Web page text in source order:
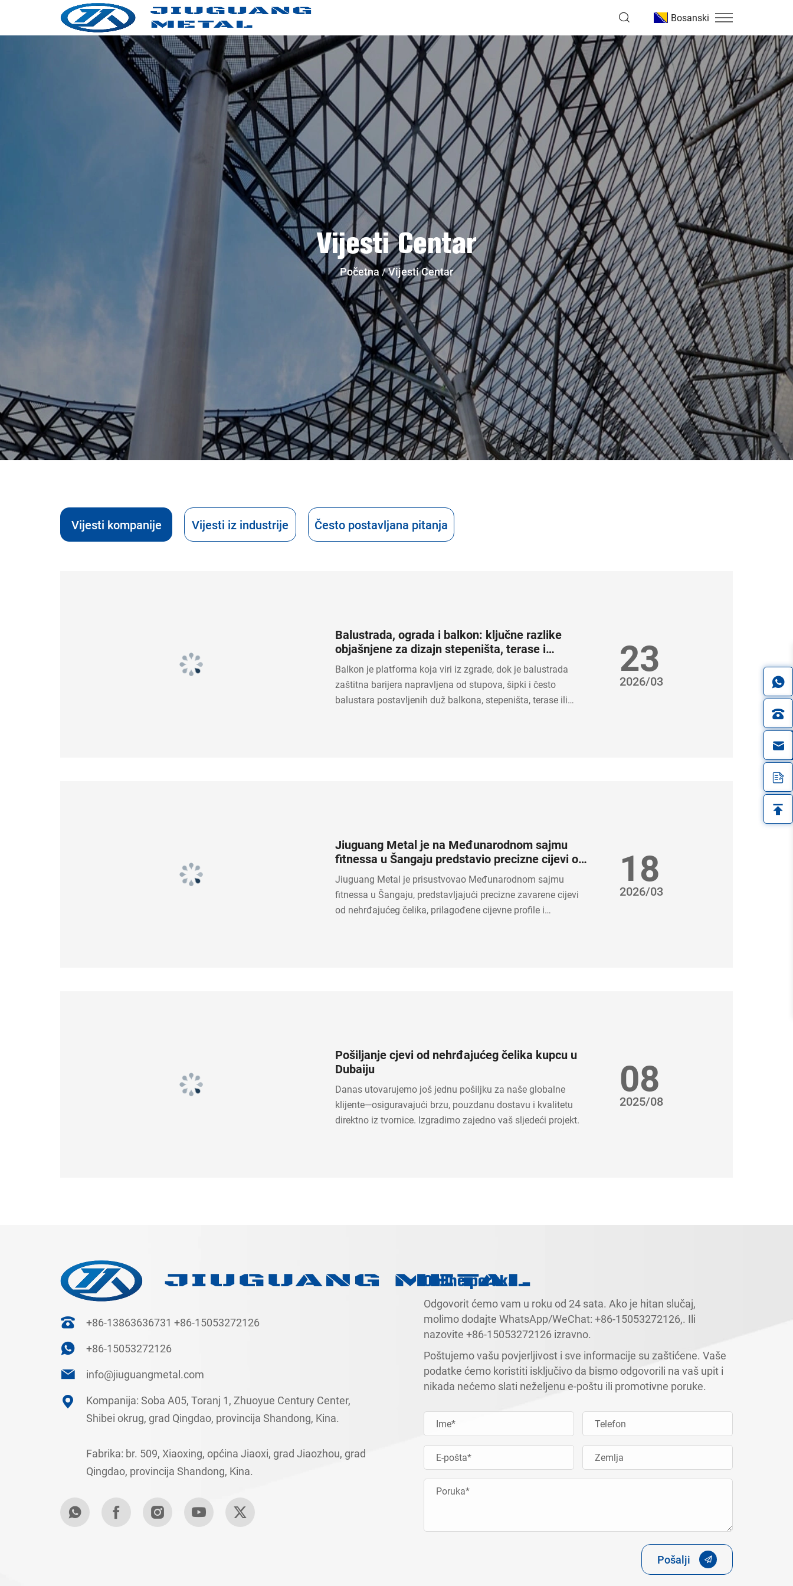
Bosanski
Vijesti Centar
Početna Vijesti Centar
Vijesti kompanije Vijesti iz industrije Često postavljana pitanja
Balustrada, ograda i balkon: ključne razlike
objašnjene za dizajn stepeništa, terase i
balkona
Balkon je platforma koja viri iz zgrade, dok je balustrada
zaštitna barijera napravljena od stupova, šipki i često
balustara postavljenih duž balkona, stepeništa, terase ili
23
2026/03
Jiuguang Metal je na Međunarodnom sajmu
fitnessa u Šangaju predstavio precizne cijevi od
nehrđajućeg čelika i mogućnosti konstrukcijske
obrade.
Jiuguang Metal je prisustvovao Međunarodnom sajmu
fitnessa u Šangaju, predstavljajući precizne zavarene cijevi
od nehrđajućeg čelika, prilagođene cijevne profile i
18
2026/03
Pošiljanje cjevi od nehrđajućeg čelika kupcu u
Dubaiju
Danas utovarujemo još jednu pošiljku za naše globalne
klijente—osiguravajući brzu, pouzdanu dostavu i kvalitetu
direktno iz tvornice. Izgradimo zajedno vaš sljedeći projekt.
08
2025/08
+86-13863636731 +86-15053272126
+86-15053272126
info@jiuguangmetal.com
Kompanija: Soba A05, Toranj 1, Zhuoyue Century Center,
Shibei okrug, grad Qingdao, provincija Shandong, Kina.
Fabrika: br. 509, Xiaoxing, općina Jiaoxi, grad Jiaozhou, grad
Qingdao, provincija Shandong, Kina.
Online poruka
Odgovorit ćemo vam u roku od 24 sata. Ako je hitan slučaj,
molimo dodajte WhatsApp/WeChat: +86-15053272126,. Ili
nazovite +86-15053272126izravno.
Poštujemo vašu povjerljivost i sve informacije su zaštićene. Vaše
podatke ćemo koristiti isključivo da bismo odgovorili na vaš upit i
nikada nećemo slati neželjenu e-poštu ili promotivne poruke.
Pošalji